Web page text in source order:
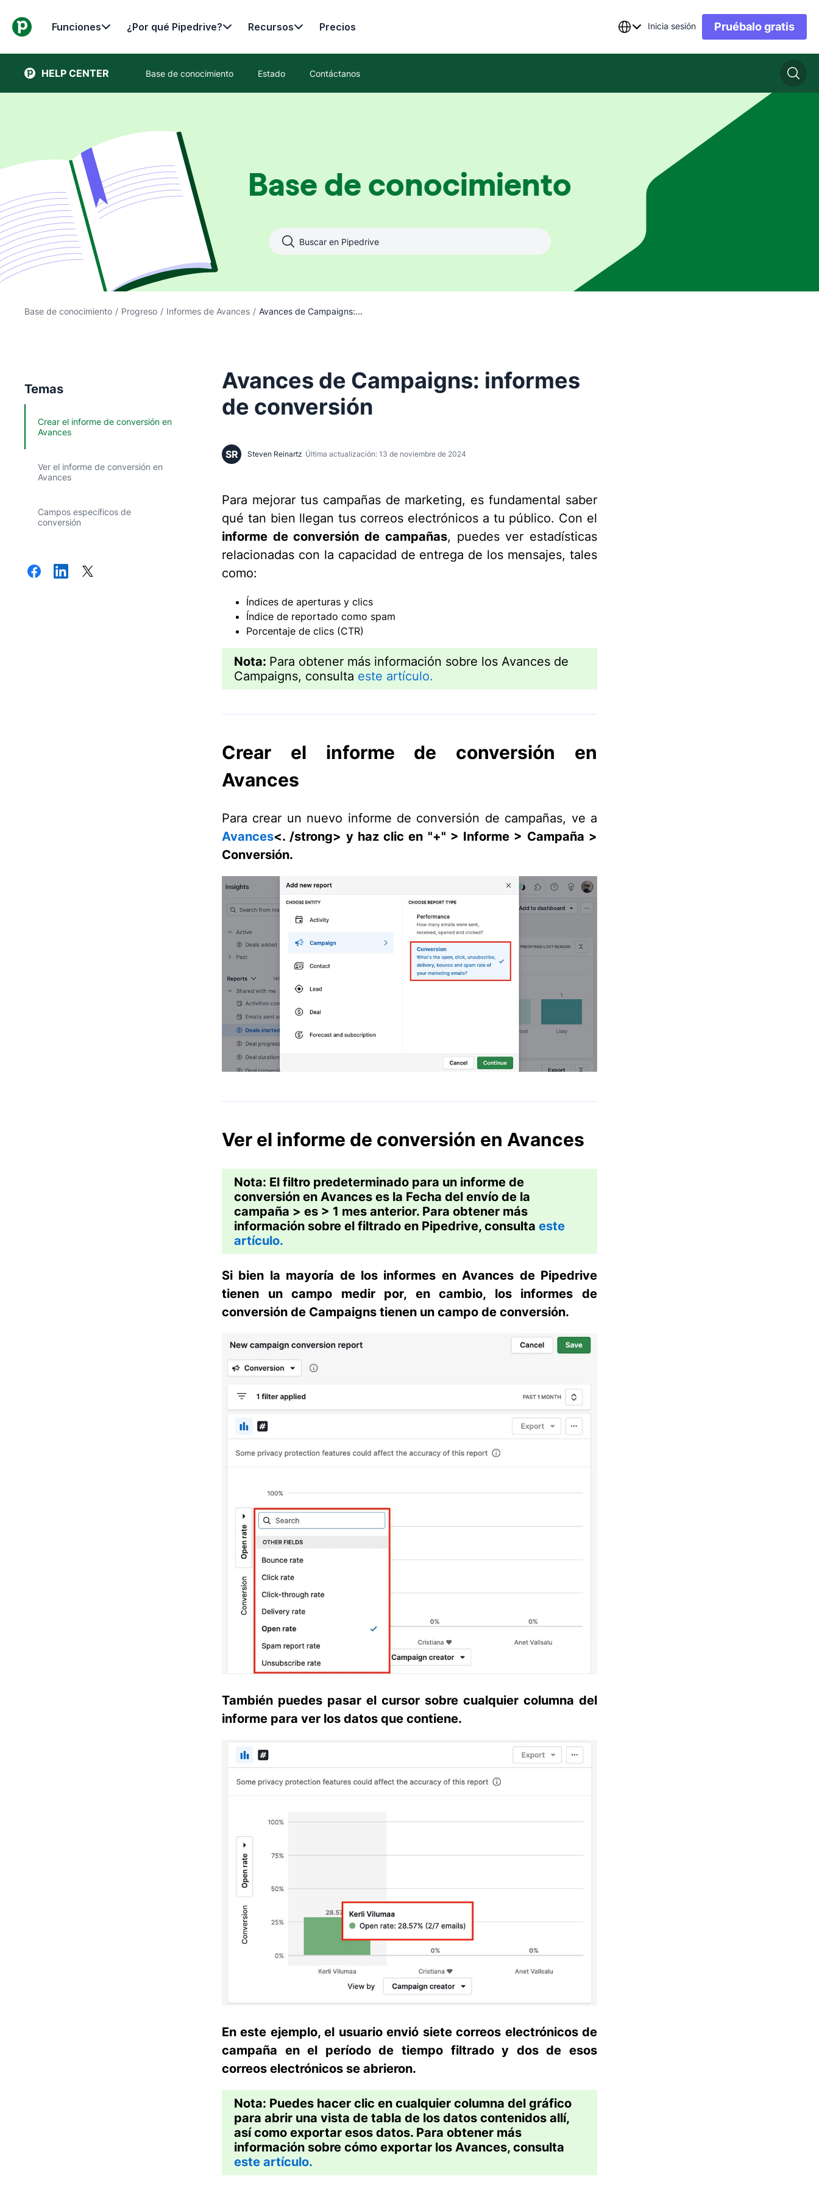
Funciones ¿Por qué Pipedrive? Recursos Precios Inicia sesión Pruébalo gratis
HELP CENTER Base de conocimiento Estado Contáctanos
Base de conocimiento
Base de conocimiento / Progreso / Informes de Avances / Avances de Campaigns:...
Temas
Crear el informe de conversión en
Avances
Ver el informe de conversión en
Avances
Campos específicos de
conversión
Avances de Campaigns: informes
de conversión
SR Steven Reinartz Última actualización: 13 de noviembre de 2024
Para mejorar tus campañas de marketing, es fundamental saber
qué tan bien llegan tus correos electrónicos a tu público. Con el
informe de conversión de campañas, puedes ver estadísticas
relacionadas con la capacidad de entrega de los mensajes, tales
como:
Índices de aperturas y clics
Índice de reportado como spam
Porcentaje de clics (CTR)
Nota: Para obtener más información sobre los Avances de
Campaigns, consulta este artículo.
Crear el informe de conversión en
Avances
Para crear un nuevo informe de conversión de campañas, ve a
Avances<. /strong> y haz clic en "+" > Informe > Campaña >
Conversión.
Ver el informe de conversión en Avances
Nota: El filtro predeterminado para un informe de
conversión en Avances es la Fecha del envío de la
campaña > es > 1 mes anterior. Para obtener más
información sobre el filtrado en Pipedrive, consulta este
artículo.
Si bien la mayoría de los informes en Avances de Pipedrive
tienen un campo medir por, en cambio, los informes de
conversión de Campaigns tienen un campo de conversión.
También puedes pasar el cursor sobre cualquier columna del
informe para ver los datos que contiene.
En este ejemplo, el usuario envió siete correos electrónicos de
campaña en el período de tiempo filtrado y dos de esos
correos electrónicos se abrieron.
Nota: Puedes hacer clic en cualquier columna del gráfico
para abrir una vista de tabla de los datos contenidos allí,
así como exportar esos datos. Para obtener más
información sobre cómo exportar los Avances, consulta
este artículo.